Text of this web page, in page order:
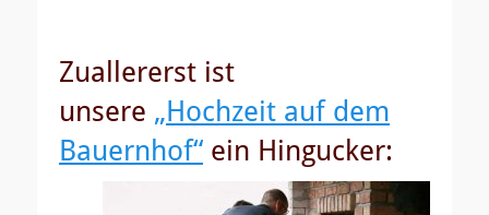
Zuallererst ist
unsere „Hochzeit auf dem
Bauernhof“ ein Hingucker: